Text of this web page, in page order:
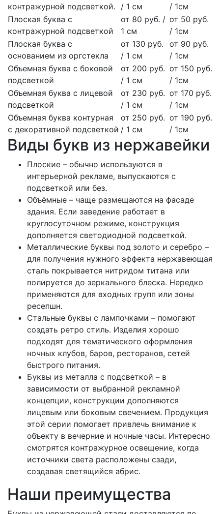
контражурной подсветкой.
/ 1 см
/ 1см
Плоская буква с
контражурной подсветкой
от 80 руб. /
1 см
от 50 руб.
/ 1см
Плоская буква с
основанием из оргстекла
от 130 руб.
/ 1 см
от 90 руб.
/ 1см
Объемная буква с боковой
подсветкой
от 200 руб.
/ 1 см
от 150 руб.
/ 1см
Объемная буква с лицевой
подсветкой
от 230 руб.
/ 1 см
от 170 руб.
/ 1см
Объемная буква контурная
с декоративной подсветкой
от 250 руб.
/ 1 см
от 190 руб.
/ 1см
Виды букв из нержавейки
Плоские – обычно используются в
интерьерной рекламе, выпускаются с
подсветкой или без.
Объёмные – чаще размещаются на фасаде
здания. Если заведение работает в
круглосуточном режиме, конструкция
дополняется светодиодной подсветкой.
Металлические буквы под золото и серебро –
для получения нужного эффекта нержавеющая
сталь покрывается нитридом титана или
полируется до зеркального блеска. Нередко
применяются для входных групп или зоны
ресепшн.
Стальные буквы с лампочками – помогают
создать ретро стиль. Изделия хорошо
подходят для тематического оформления
ночных клубов, баров, ресторанов, сетей
быстрого питания.
Буквы из металла с подсветкой – в
зависимости от выбранной рекламной
концепции, конструкции дополняются
лицевым или боковым свечением. Продукция
этой серии помогает привлечь внимание к
объекту в вечерние и ночные часы. Интересно
смотрятся контражурное освещение, когда
источники света расположены сзади,
создавая светящийся абрис.
Наши преимущества